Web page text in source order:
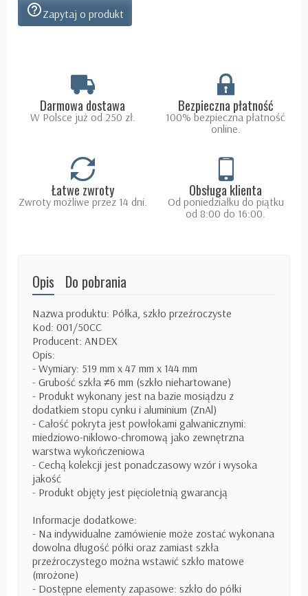
help_outlineZapytaj o produkt
Darmowa dostawa
W Polsce już od 250 zł.
Bezpieczna płatność
100% bezpieczna płatność
online.
Łatwe zwroty
Zwroty możliwe przez 14 dni.
Obsługa klienta
Od poniedziałku do piątku
od 8:00 do 16:00.
Opis Do pobrania
Nazwa produktu: Półka, szkło przeźroczyste
Kod: 001/50CC
Producent: ANDEX
Opis:
- Wymiary: 519 mm x 47 mm x 144 mm
- Grubość szkła ≠6 mm (szkło niehartowane)
- Produkt wykonany jest na bazie mosiądzu z
dodatkiem stopu cynku i aluminium (ZnAl)
- Całość pokryta jest powłokami galwanicznymi:
miedziowo-niklowo-chromową jako zewnętrzna
warstwa wykończeniowa
- Cechą kolekcji jest ponadczasowy wzór i wysoka
jakość
- Produkt objęty jest pięcioletnią gwarancją
Informacje dodatkowe:
- Na indywidualne zamówienie może zostać wykonana
dowolna długość półki oraz zamiast szkła
przeźroczystego można wstawić szkło matowe
(mrożone)
- Dostępne elementy zapasowe: szkło do półki